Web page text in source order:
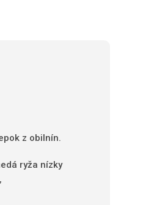
z obilnín.
ryža nízky